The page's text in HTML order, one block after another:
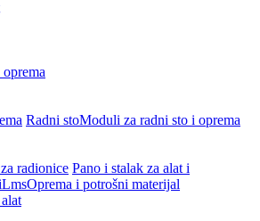
Radni stoModuli za radni sto i oprema
radionice Pano i stalak za alat i
LmsOprema i potrošni materijal